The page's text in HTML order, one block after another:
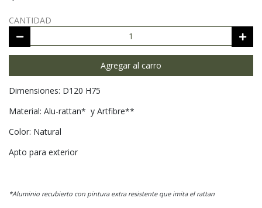
CANTIDAD
Agregar al carro
Dimensiones: D120 H75
Material: Alu-rattan* y Artfibre**
Color: Natural
Apto para exterior
*Aluminio recubierto con pintura extra resistente que imita el rattan